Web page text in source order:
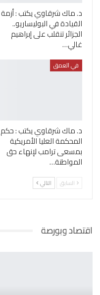
د. ماك شرقاوي يكتب : أزمة
القيادة في البوليساريو..
الجزائر تنقلب على إبراهيم
غالي…
في العمق
د. ماك شرقاوي يكتب : حكم
المحكمة العليا الأمريكية
بمسعى ترامب لإنهاء حق
المواطنة…
السابق التالي
اقتصاد وبورصة